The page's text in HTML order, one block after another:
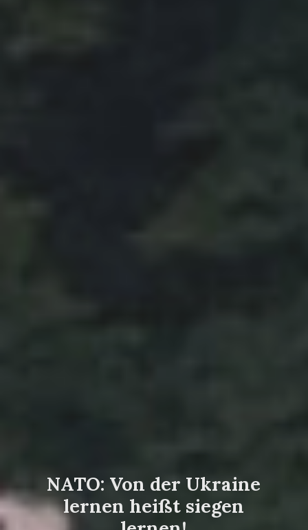
NATO: Von der Ukraine
lernen heißt siegen